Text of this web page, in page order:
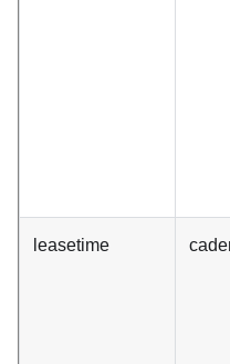
leasetime